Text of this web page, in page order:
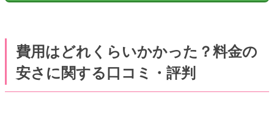
費用はどれくらいかかった？料金の
安さに関する口コミ・評判